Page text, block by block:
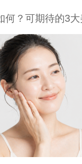
何？可期待的3